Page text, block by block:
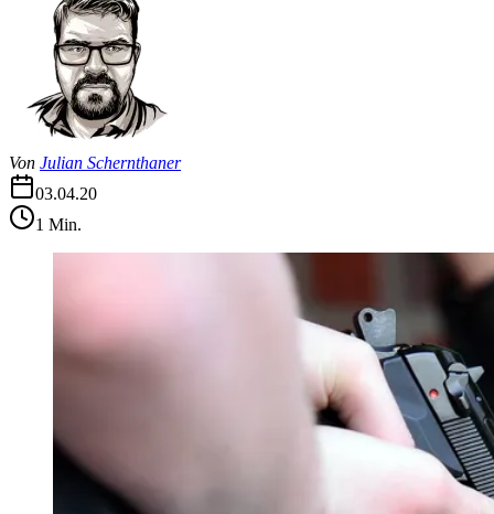
Von Julian Schernthaner
03.04.20
1 Min.